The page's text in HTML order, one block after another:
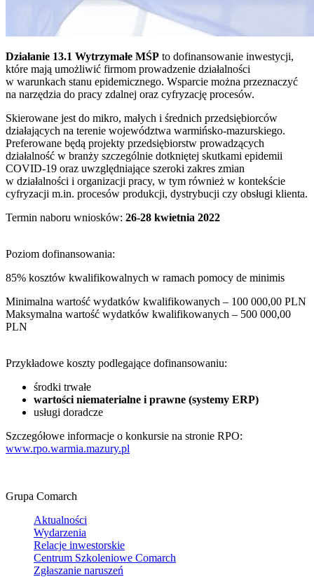
Działanie 13.1 Wytrzymałe MŚP to dofinansowanie inwestycji,
które mają umożliwić firmom prowadzenie działalności
w warunkach stanu epidemicznego. Wsparcie można przeznaczyć
na narzędzia do pracy zdalnej oraz cyfryzację procesów.
Skierowane jest do mikro, małych i średnich przedsiębiorców
działających na terenie województwa warmińsko-mazurskiego.
Preferowane będą projekty przedsiębiorstw prowadzących
działalność w branży szczególnie dotkniętej skutkami epidemii
COVID-19 oraz uwzględniające szeroki zakres zmian
w działalności i organizacji pracy, w tym również w kontekście
cyfryzacji m.in. procesów produkcji, dystrybucji czy obsługi klienta.
Termin naboru wniosków: 26-28 kwietnia 2022
Poziom dofinansowania:
85% kosztów kwalifikowalnych w ramach pomocy de minimis
Minimalna wartość wydatków kwalifikowanych – 100 000,00 PLN
Maksymalna wartość wydatków kwalifikowanych – 500 000,00
PLN
Przykładowe koszty podlegające dofinansowaniu:
środki trwałe
wartości niematerialne i prawne (systemy ERP)
usługi doradcze
Szczegółowe informacje o konkursie na stronie RPO:
www.rpo.warmia.mazury.pl
Grupa Comarch
Aktualności
Wydarzenia
Relacje inwestorskie
Centrum Szkoleniowe Comarch
Zgłaszanie naruszeń